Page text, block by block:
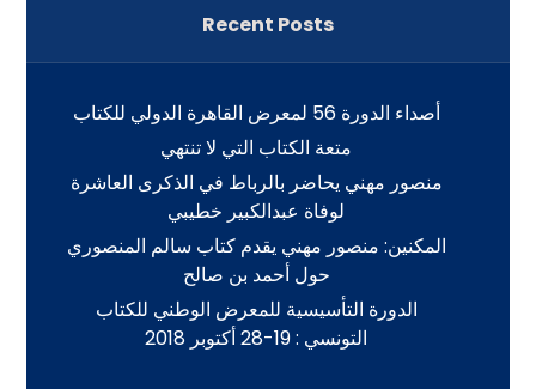
Recent Posts
أصداء الدورة 56 لمعرض القاهرة الدولي للكتاب
متعة الكتاب التي لا تنتهي
منصور مهني يحاضر بالرباط في الذكرى العاشرة
لوفاة عبدالكبير خطيبي
المكنين: منصور مهني يقدم كتاب سالم المنصوري
حول أحمد بن صالح
الدورة التأسيسية للمعرض الوطني للكتاب
التونسي : 19-28 أكتوبر 2018